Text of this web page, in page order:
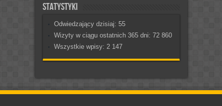
Statystyki
Odwiedzający dzisiaj: 55
Wizyty w ciągu ostatnich 365 dni: 72 860
Wszystkie wpisy: 2 147